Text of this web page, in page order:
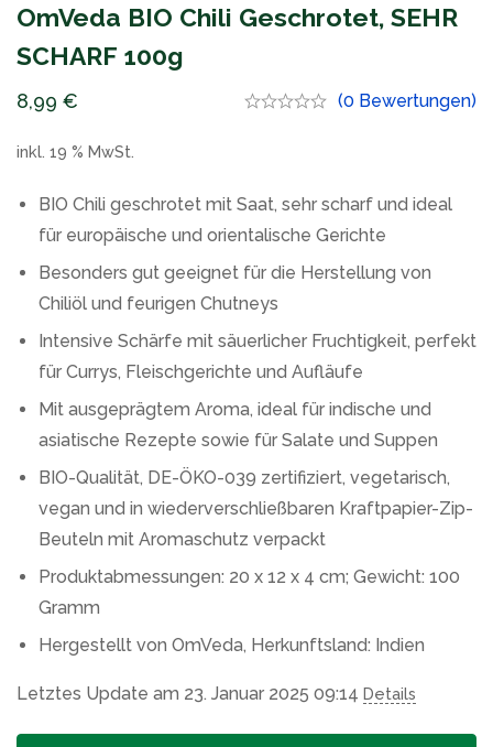
OmVeda BIO Chili Geschrotet, SEHR
SCHARF 100g
8,99 € (0 Bewertungen)
inkl. 19 % MwSt.
BIO Chili geschrotet mit Saat, sehr scharf und ideal
für europäische und orientalische Gerichte
Besonders gut geeignet für die Herstellung von
Chiliöl und feurigen Chutneys
Intensive Schärfe mit säuerlicher Fruchtigkeit, perfekt
für Currys, Fleischgerichte und Aufläufe
Mit ausgeprägtem Aroma, ideal für indische und
asiatische Rezepte sowie für Salate und Suppen
BIO-Qualität, DE-ÖKO-039 zertifiziert, vegetarisch,
vegan und in wiederverschließbaren Kraftpapier-Zip-
Beuteln mit Aromaschutz verpackt
Produktabmessungen: 20 x 12 x 4 cm; Gewicht: 100
Gramm
Hergestellt von OmVeda, Herkunftsland: Indien
Letztes Update am 23. Januar 2025 09:14 Details